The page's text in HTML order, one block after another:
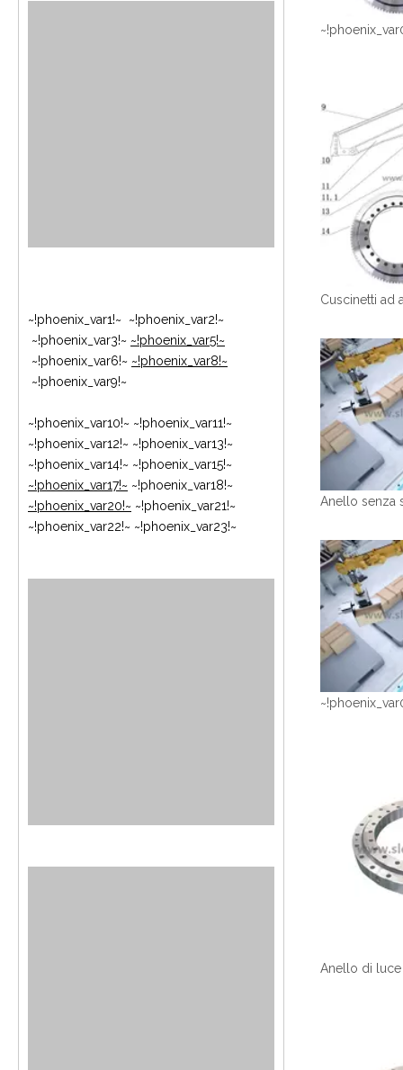
~!phoenix_var1!~ ~!phoenix_var2!~
~!phoenix_var3!~ ~!phoenix_var5!~
~!phoenix_var6!~ ~!phoenix_var8!~
~!phoenix_var9!~
~!phoenix_var10!~ ~!phoenix_var11!~
~!phoenix_var12!~ ~!phoenix_var13!~
~!phoenix_var14!~ ~!phoenix_var15!~
~!phoenix_var17!~ ~!phoenix_var18!~
~!phoenix_var20!~ ~!phoenix_var21!~
~!phoenix_var22!~ ~!phoenix_var23!~